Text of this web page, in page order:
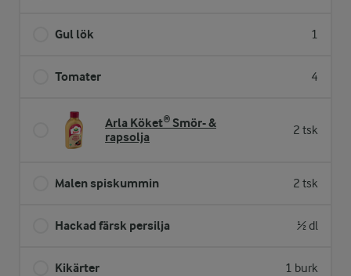
Gul lök 1
Tomater 4
Arla Köket® Smör- &
rapsolja
2 tsk
Malen spiskummin 2 tsk
Hackad färsk persilja ½ dl
Kikärter 1 burk